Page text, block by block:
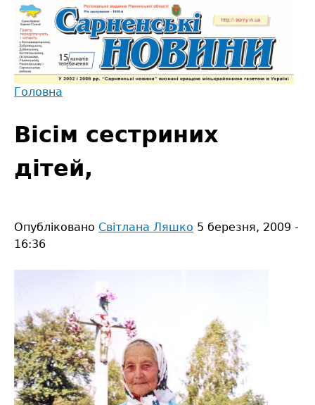
Jump
navigation
є
тут
Головна
to
top
Вісім сестриних
дітей,
Опубліковано Світлана Ляшко 5 березня, 2009 -
16:36